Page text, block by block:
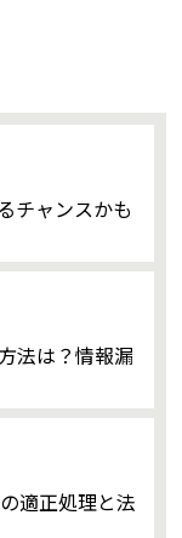
チャンスかも
法は？情報漏
適正処理と法